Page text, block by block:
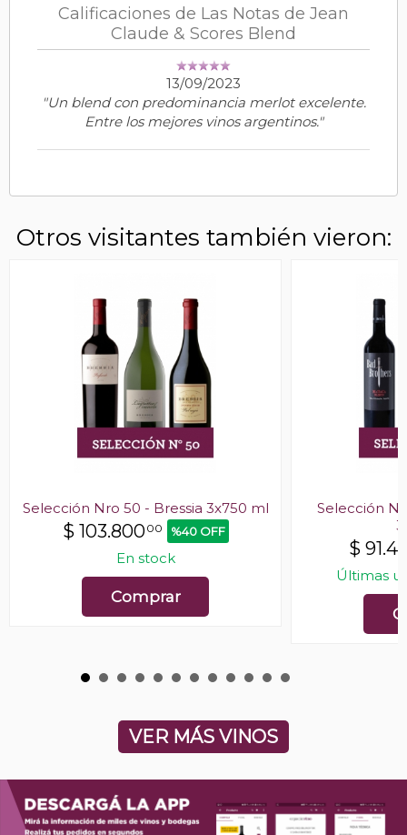
Calificaciones de Las Notas de Jean
Claude & Scores Blend
13/09/2023
"Un blend con predominancia merlot excelente.
Entre los mejores vinos argentinos."
Otros visitantes también vieron:
Selección Nro 50 - Bressia 3x750 ml
$ 103.80000 %40 OFF
En stock
Comprar
Selección
$
Últimas
VER MÁS VINOS